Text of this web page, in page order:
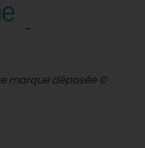
marque déposée ©